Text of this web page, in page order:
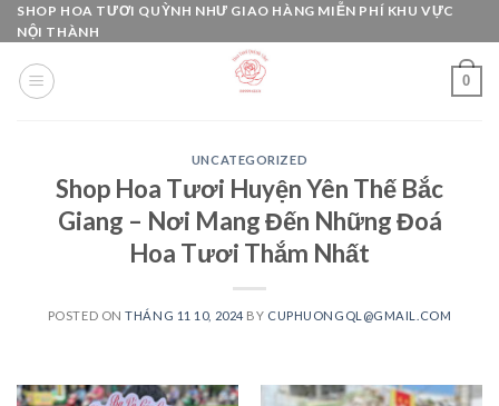
Skip
to
content
SHOP HOA TƯƠI QUỲNH NHƯ GIAO HÀNG MIỄN PHÍ KHU VỰC
NỘI THÀNH
0
UNCATEGORIZED
Shop Hoa Tươi Huyện Yên Thế Bắc
Giang – Nơi Mang Đến Những Đoá
Hoa Tươi Thắm Nhất
POSTED ONTHÁNG 11 10, 2024 BY CUPHUONGQL@GMAIL.COM